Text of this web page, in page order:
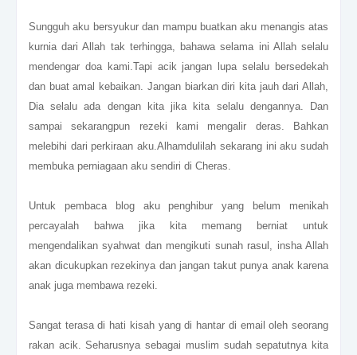
Sungguh aku bersyukur dan mampu buatkan aku menangis atas
kurnia dari Allah tak terhingga, bahawa selama ini Allah selalu
mendengar doa kami.Tapi acik jangan lupa selalu bersedekah
dan buat amal kebaikan. Jangan biarkan diri kita jauh dari Allah,
Dia selalu ada dengan kita jika kita selalu dengannya. Dan
sampai sekarangpun rezeki kami mengalir deras. Bahkan
melebihi dari perkiraan aku.Alhamdulilah sekarang ini aku sudah
membuka perniagaan aku sendiri di Cheras.
Untuk pembaca blog aku penghibur yang belum menikah
percayalah bahwa jika kita memang berniat untuk
mengendalikan syahwat dan mengikuti sunah rasul, insha Allah
akan dicukupkan rezekinya dan jangan takut punya anak karena
anak juga membawa rezeki.
Sangat terasa di hati kisah yang di hantar di email oleh seorang
rakan acik. Seharusnya sebagai muslim sudah sepatutnya kita